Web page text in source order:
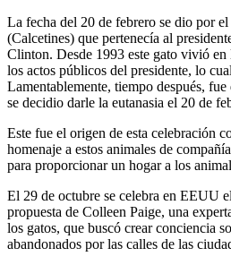
La fecha del 20 de febrero se dio por
(Calcetines) que pertenecía al
Clinton. Desde 1993 este gato vivió en
los actos públicos del presidente, lo
Lamentablemente, tiempo después,
se decidio darle la eutanasia el 20 de
Este fue el origen de esta celebración
homenaje a estos animales de
para proporcionar un hogar a los
El 29 de octubre se celebra en EEUU
propuesta de Colleen Paige, una
los gatos, que buscó crear conciencia
abandonados por las calles de las